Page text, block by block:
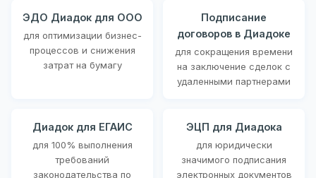
ЭДО Диадок для ООО
для оптимизации бизнес-
процессов и снижения
затрат на бумагу
Подписание
договоров в Диадоке
для сокращения времени
на заключение сделок с
удаленными партнерами
Диадок для ЕГАИС
для 100% выполнения
требований
законодательства по
ЭЦП для Диадока
для юридически
значимого подписания
электронных документов